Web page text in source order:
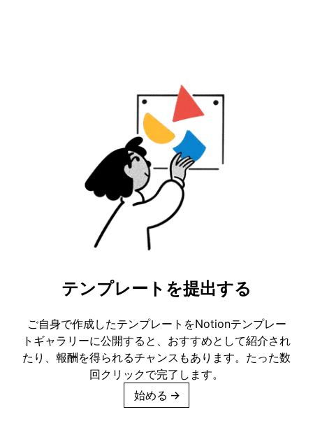
テンプレートを提出する
ご自身で作成したテンプレートをNotionテンプレー
トギャラリーに公開すると、おすすめとして紹介され
たり、報酬を得られるチャンスもあります。たった数
回クリックで完了します。
始める →